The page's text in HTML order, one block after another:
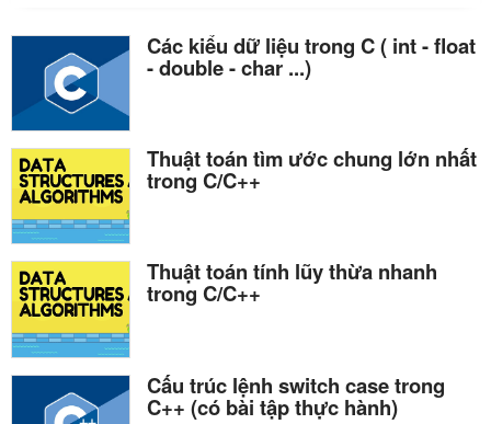
Các kiểu dữ liệu trong C ( int - float
- double - char ...)
Thuật toán tìm ước chung lớn nhất
trong C/C++
Thuật toán tính lũy thừa nhanh
trong C/C++
Cấu trúc lệnh switch case trong
C++ (có bài tập thực hành)